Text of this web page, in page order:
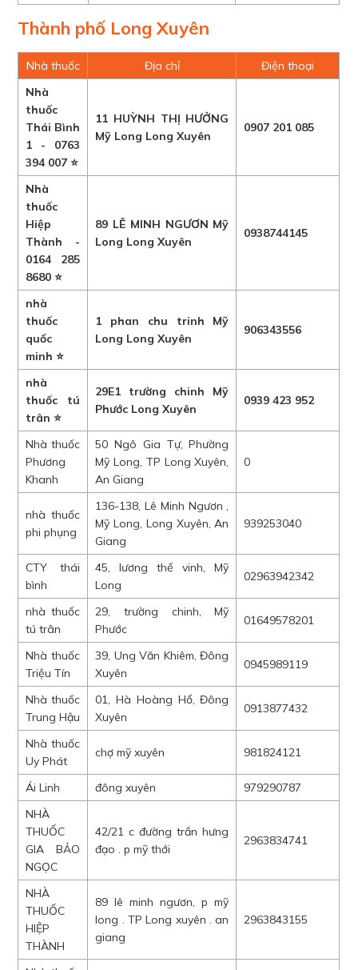
Thành phố Long Xuyên
Nhà thuốc Địa chỉ
Điện thoại
Nhà
thuốc
Thái Bình
1 - 0763
394 007 ⭐
11 HUỲNH THỊ HƯỞNG
Mỹ Long Long Xuyên
0907 201 085
Nhà
thuốc
Hiệp
Thành -
0164 285
8680 ⭐
89 LÊ MINH NGƯƠN Mỹ
Long Long Xuyên
0938744145
nhà
thuốc
quốc
minh ⭐
1 phan chu trinh Mỹ
Long Long Xuyên
906343556
nhà
thuốc tú
trân ⭐
29E1 trường chinh Mỹ
Phước Long Xuyên
0939 423 952
Nhà thuốc
Phương
Khanh
50 Ngô Gia Tự, Phường
Mỹ Long, TP Long Xuyên,
An Giang
0
nhà thuốc
phi phụng
136-138, Lê Minh Ngươn ,
Mỹ Long, Long Xuyên, An
Giang
939253040
CTY thái
bình
45, lương thế vinh, Mỹ
Long
02963942342
nhà thuốc
tú trân
29, trường chinh, Mỹ
Phước
01649578201
Nhà thuốc
Triệu Tín
39, Ung Văn Khiêm, Đông
Xuyên
0945989119
Nhà thuốc
Trung Hậu
01, Hà Hoàng Hổ, Đông
Xuyên
0913877432
Nhà thuốc
Uy Phát
chợ mỹ xuyên 981824121
Ái Linh đông xuyên
979290787
NHÀ
THUỐC
GIA BẢO
NGỌC
42/21 c đường trần hưng
đạo . p mỹ thới
2963834741
NHÀ
THUỐC
HIỆP
THÀNH
89 lê minh ngươn, p mỹ
long . TP Long xuyên . an
giang
2963843155